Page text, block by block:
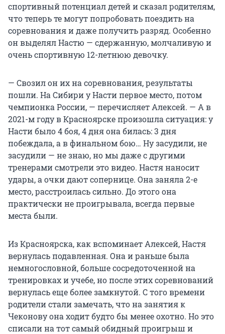
спортивный потенциал детей и сказал родителям,
что теперь те могут попробовать поездить на
соревнования и даже получить разряд. Особенно
он выделял Настю — сдержанную, молчаливую и
очень спортивную 12-летнюю девочку.
— Свозил он их на соревнования, результаты
пошли. На Сибири у Насти первое место, потом
чемпионка России, — перечисляет Алексей. — А в
2021-м году в Красноярске произошла ситуация: у
Насти было 4 боя, 4 дня она билась: 3 дня
побеждала, а в финальном бою… Ну засудили, не
засудили — не знаю, но мы даже с другими
тренерами смотрели это видео. Настя наносит
удары, а очки дают сопернице. Она заняла 2-е
место, расстроилась сильно. До этого она
практически не проигрывала, всегда первые
места были.
Из Красноярска, как вспоминает Алексей, Настя
вернулась подавленная. Она и раньше была
немногословной, больше сосредоточенной на
тренировках и учебе, но после этих соревнований
вернулась еще более замкнутой. С того времени
родители стали замечать, что на занятия к
Чеконову она ходит будто бы менее охотно. Но это
списали на тот самый обидный проигрыш и